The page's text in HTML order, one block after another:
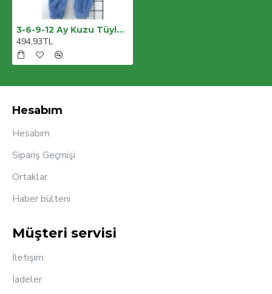
3-6-9-12 Ay Kuzu Tüylü Kumaş Annesinin Kuzusu Nakışlı Alttan Çıtçıtlı Kız Erkek Bebek Tulumu
494,93TL
Hesabım
Hesabım
Sipariş Geçmişi
Ortaklar
Haber bülteni
Müşteri servisi
İletişim
İadeler